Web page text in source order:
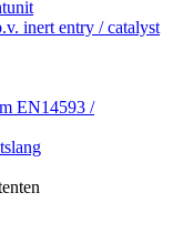
inert entry / catalyst
EN14593 /